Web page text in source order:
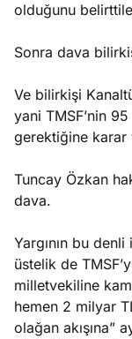
olduğunu
Sonra dava
Ve bilirkişi
yani TMSF’nin
gerektiğine karar
Tuncay Özkan
dava.
Yargının bu
üstelik de
milletvekiline
hemen 2 milyar
olağan akışına”